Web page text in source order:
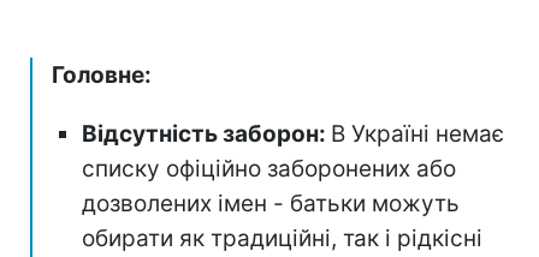
Головне:
Відсутність заборон: В Україні немає
списку офіційно заборонених або
дозволених імен - батьки можуть
обирати як традиційні, так і рідкісні